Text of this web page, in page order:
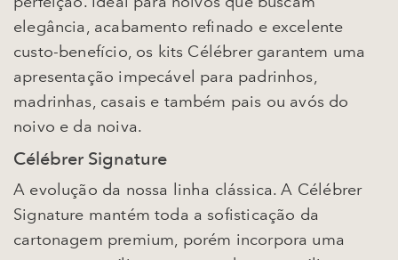
elegância, acabamento refinado e excelente
custo-benefício, os kits Célébrer garantem uma
apresentação impecável para padrinhos,
madrinhas, casais e também pais ou avós do
noivo e da noiva.
Célébrer Signature
A evolução da nossa linha clássica. A Célébrer
Signature mantém toda a sofisticação da
cartonagem premium, porém incorpora uma